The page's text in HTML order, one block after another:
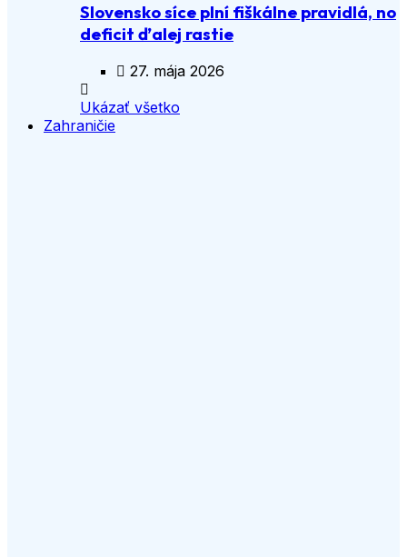
Slovensko síce plní fiškálne pravidlá, no
deficit ďalej rastie
27. mája 2026
Ukázať všetko
Zahraničie